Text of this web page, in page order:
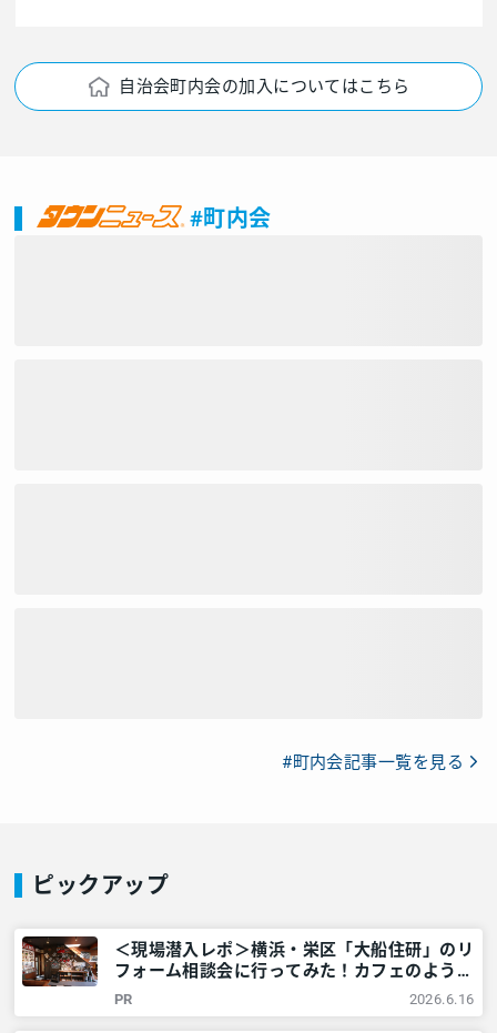
自治会町内会の加入についてはこちら
#町内会
#町内会記事一覧を見る
ピックアップ
＜現場潜入レポ＞横浜・栄区「大船住研」のリ
フォーム相談会に行ってみた！カフェのよう
な“遊び心あふれた場所”だった – 神奈川・東京
多摩のご近所情報 – レアリア
PR 2026.6.16